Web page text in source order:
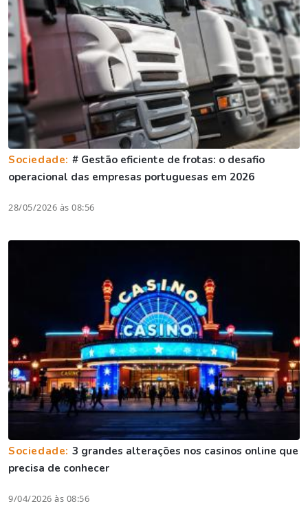
Sociedade: # Gestão eficiente de frotas: o desafio
operacional das empresas portuguesas em 2026
28/05/2026 às 08:56
Sociedade: 3 grandes alterações nos casinos online que
precisa de conhecer
9/04/2026 às 08:56